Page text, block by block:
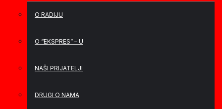
O RADIJU
O “EKSPRES” – U
NAŠI PRIJATELJI
DRUGI O NAMA